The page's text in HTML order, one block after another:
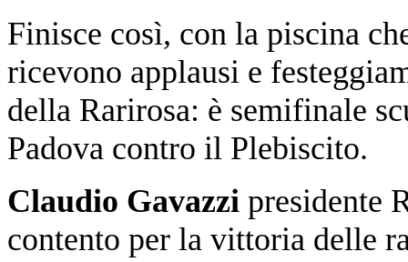
Finisce così, con la piscina
ricevono applausi e
della Rarirosa: è semifinale
Padova contro il Plebiscito.
Claudio Gavazzi presidente
contento per la vittoria delle